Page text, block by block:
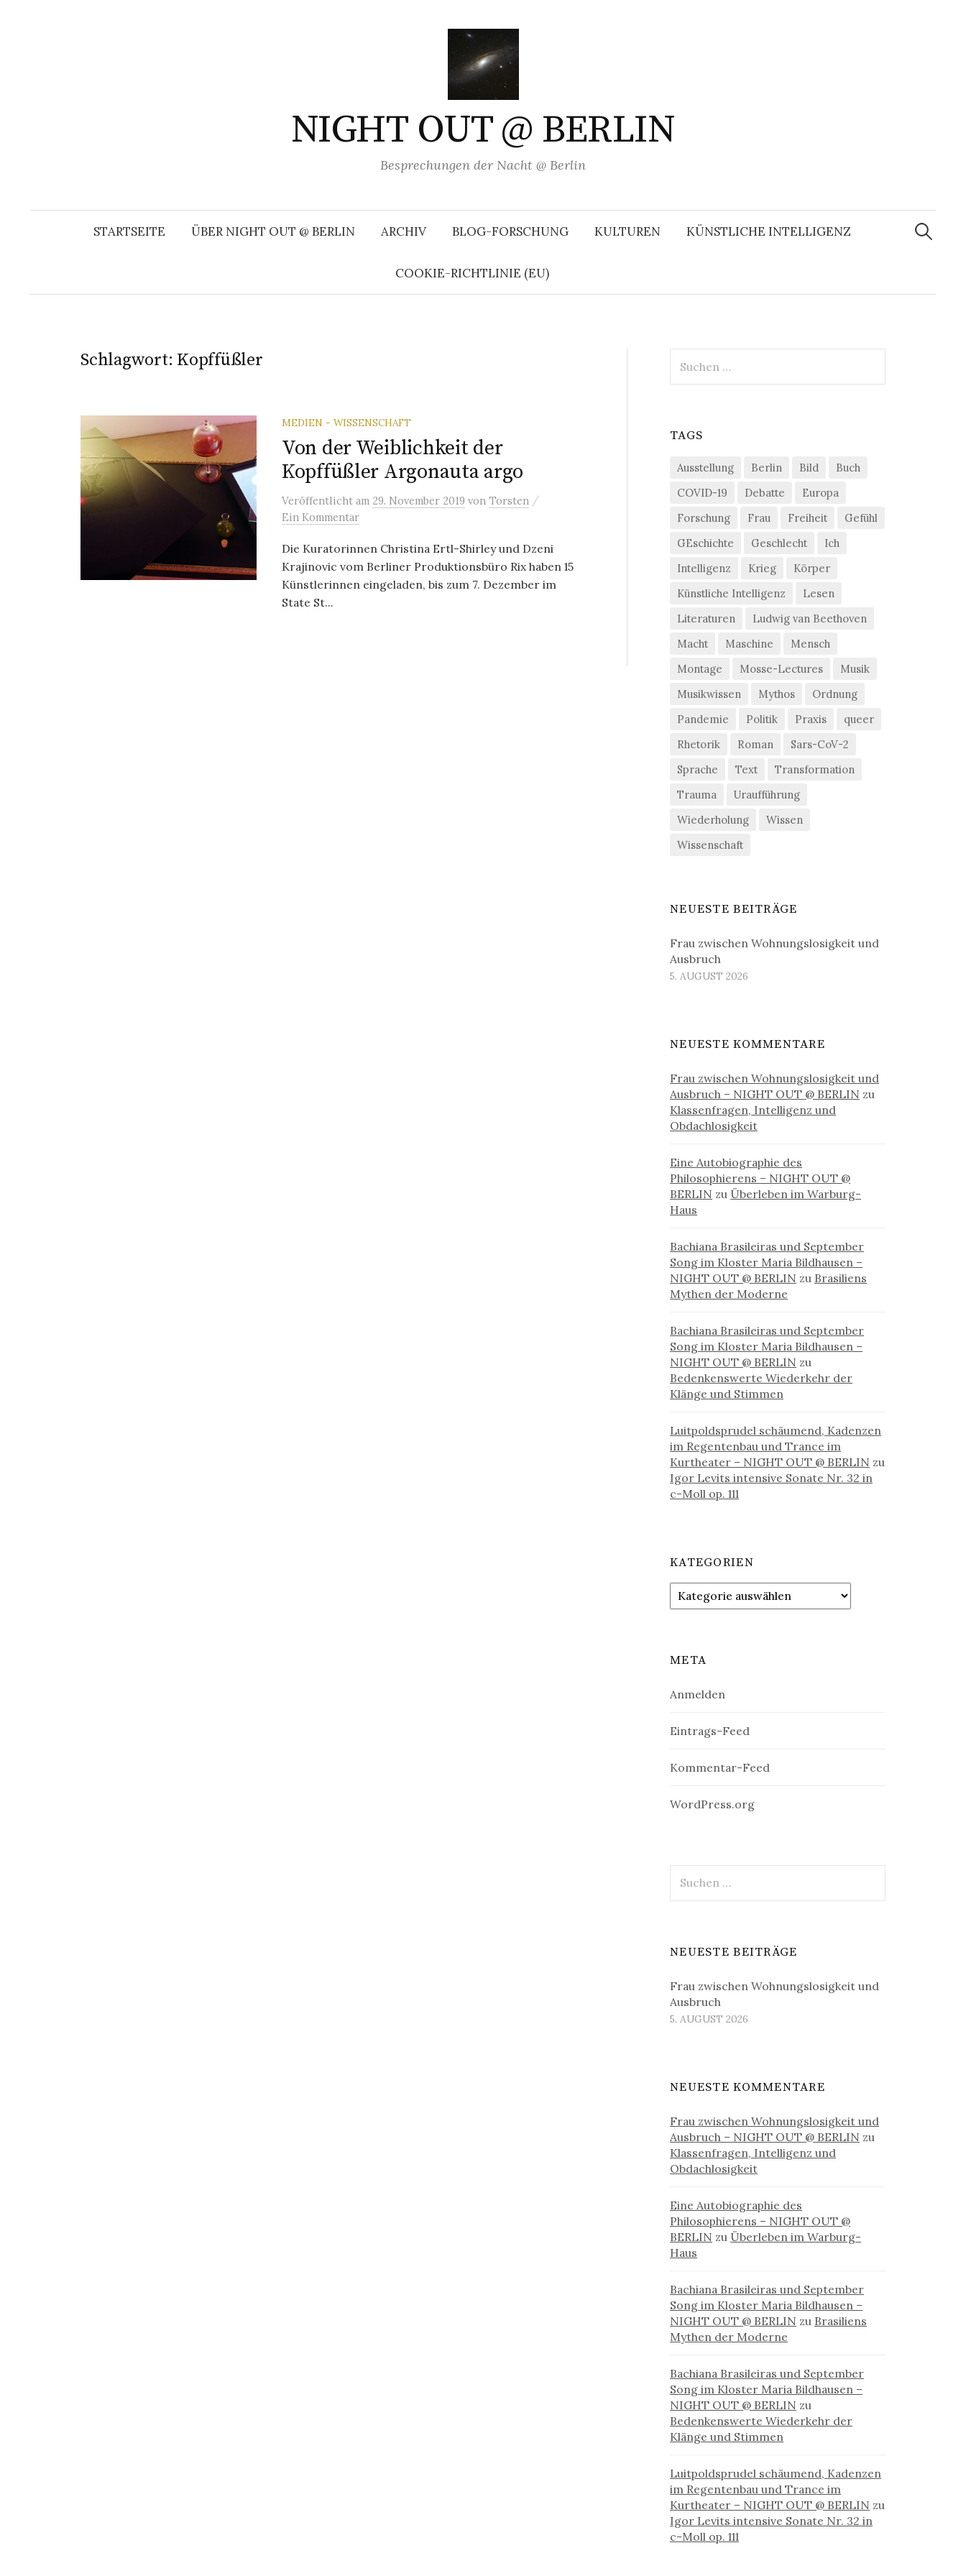
NIGHT OUT @ BERLIN
Besprechungen der Nacht @ Berlin
STARTSEITE ÜBER NIGHT OUT @ BERLIN ARCHIV BLOG-FORSCHUNG KULTUREN KÜNSTLICHE INTELLIGENZ
COOKIE-RICHTLINIE (EU)
Suchen
nach:
Schlagwort: Kopffüßler
MEDIEN - WISSENSCHAFT
Von der Weiblichkeit der
Kopffüßler Argonauta argo
Veröffentlicht am 29. November 2019 von Torsten /
Ein Kommentar
Die Kuratorinnen Christina Ertl-Shirley und Dzeni
Krajinovic vom Berliner Produktionsbüro Rix haben 15
Künstlerinnen eingeladen, bis zum 7. Dezember im
State St...
nach:
TAGS
Ausstellung Berlin Bild
Buch
COVID-19
Debatte
Europa
Forschung
Frau Freiheit
Gefühl
GEschichte
Geschlecht
Ich
Intelligenz
Krieg
Körper
Künstliche Intelligenz
Lesen
Literaturen
Ludwig van Beethoven
Macht
Maschine
Mensch
Montage
Mosse-Lectures
Musik
Musikwissen
Mythos
Ordnung
Pandemie
Politik Praxis
queer
Rhetorik
Roman
Sars-CoV-2
Sprache
Text
Transformation
Trauma
Uraufführung
Wiederholung
Wissen
Wissenschaft
NEUESTE BEITRÄGE
Frau zwischen Wohnungslosigkeit und
Ausbruch
5. AUGUST 2026
NEUESTE KOMMENTARE
Frau zwischen Wohnungslosigkeit und
Ausbruch – NIGHT OUT @ BERLIN zu
Klassenfragen, Intelligenz und
Obdachlosigkeit
Eine Autobiographie des
Philosophierens – NIGHT OUT @
BERLIN zu Überleben im Warburg-
Haus
Bachiana Brasileiras und September
Song im Kloster Maria Bildhausen –
NIGHT OUT @ BERLIN zu Brasiliens
Mythen der Moderne
Bachiana Brasileiras und September
Song im Kloster Maria Bildhausen –
NIGHT OUT @ BERLIN zu
Bedenkenswerte Wiederkehr der
Klänge und Stimmen
Luitpoldsprudel schäumend, Kadenzen
im Regentenbau und Trance im
Kurtheater – NIGHT OUT @ BERLIN zu
Igor Levits intensive Sonate Nr. 32 in
c-Moll op. 111
KATEGORIEN
Kategorien
META
Anmelden
Eintrags-Feed
Kommentar-Feed
WordPress.org
nach:
NEUESTE BEITRÄGE
Frau zwischen Wohnungslosigkeit und
Ausbruch
5. AUGUST 2026
NEUESTE KOMMENTARE
Frau zwischen Wohnungslosigkeit und
Ausbruch – NIGHT OUT @ BERLIN zu
Klassenfragen, Intelligenz und
Obdachlosigkeit
Eine Autobiographie des
Philosophierens – NIGHT OUT @
BERLIN zu Überleben im Warburg-
Haus
Bachiana Brasileiras und September
Song im Kloster Maria Bildhausen –
NIGHT OUT @ BERLIN zu Brasiliens
Mythen der Moderne
Bachiana Brasileiras und September
Song im Kloster Maria Bildhausen –
NIGHT OUT @ BERLIN zu
Bedenkenswerte Wiederkehr der
Klänge und Stimmen
Luitpoldsprudel schäumend, Kadenzen
im Regentenbau und Trance im
Kurtheater – NIGHT OUT @ BERLIN zu
Igor Levits intensive Sonate Nr. 32 in
c-Moll op. 111